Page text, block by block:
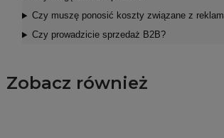
Czy muszę ponosić koszty związane z
Czy prowadzicie sprzedaż B2B?
Zobacz również